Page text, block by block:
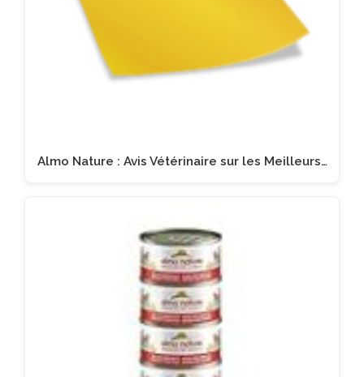
Almo Nature : Avis Vétérinaire sur les Meilleurs…